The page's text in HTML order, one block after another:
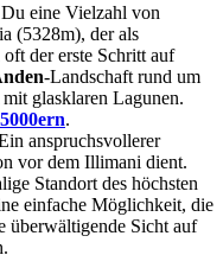
eine Vielzahl von
(5328m), der als
der erste Schritt auf
-Landschaft rund um
glasklaren Lagunen.
.
anspruchsvollerer
vor dem Illimani dient.
Standort des höchsten
einfache Möglichkeit, die
überwältigende Sicht auf